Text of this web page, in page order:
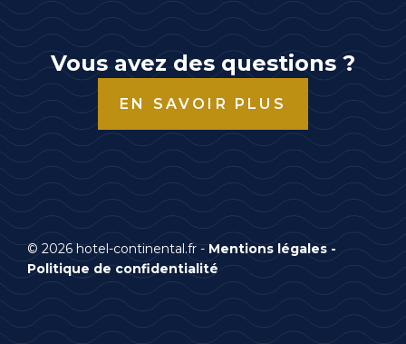
Vous avez des questions ?
EN SAVOIR PLUS
© 2026 hotel-continental.fr - Mentions légales -
Politique de confidentialité